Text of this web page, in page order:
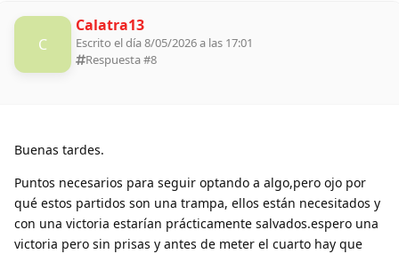
C
Calatra13
Escrito el día 8/05/2026 a las 17:01
Respuesta #8
Buenas tardes.
Puntos necesarios para seguir optando a algo,pero ojo por
qué estos partidos son una trampa, ellos están necesitados y
con una victoria estarían prácticamente salvados.espero una
victoria pero sin prisas y antes de meter el cuarto hay que